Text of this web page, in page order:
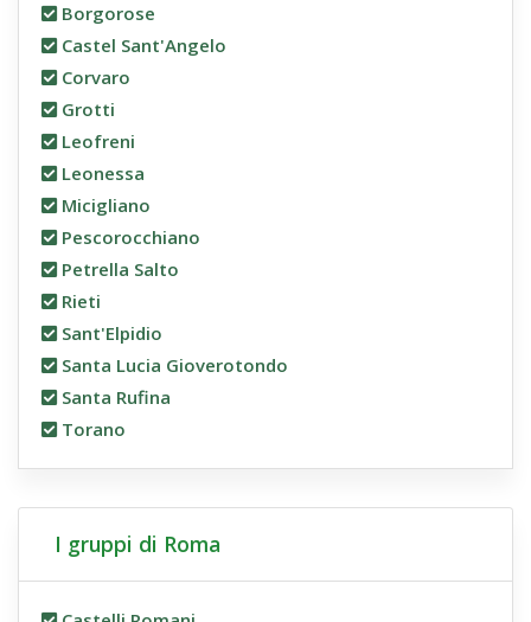
Borgorose
Castel Sant'Angelo
Corvaro
Grotti
Leofreni
Leonessa
Micigliano
Pescorocchiano
Petrella Salto
Rieti
Sant'Elpidio
Santa Lucia Gioverotondo
Santa Rufina
Torano
I gruppi di Roma